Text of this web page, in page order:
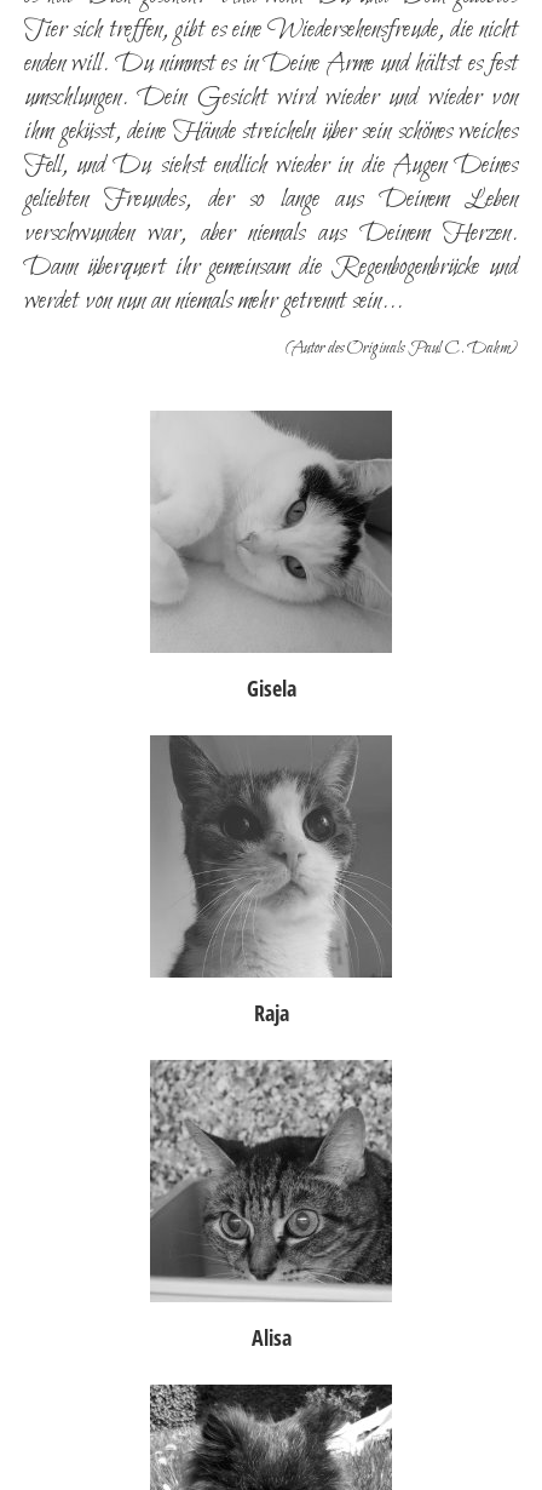
Tier sich treffen, gibt es eine Wiedersehensfreude, die nicht
enden will. Du nimmst es in Deine Arme und hältst es fest
umschlungen. Dein Gesicht wird wieder und wieder von
ihm geküsst, deine Hände streicheln über sein schönes weiches
Fell, und Du siehst endlich wieder in die Augen Deines
geliebten Freundes, der so lange aus Deinem Leben
verschwunden war, aber niemals aus Deinem Herzen.
Dann überquert ihr gemeinsam die Regenbogenbrücke und
werdet von nun an niemals mehr getrennt sein...
(Autor des Originals Paul C. Dahm)
Gisela
Raja
Alisa